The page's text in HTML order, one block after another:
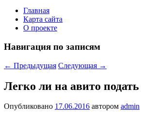
Главная
Карта сайта
О проекте
Навигация по записям
← Предыдущая Следующая →
Легко ли на авито
Опубликовано 17.06.2016 автором admin